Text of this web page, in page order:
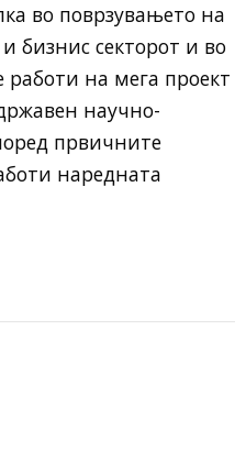
во поврзувањето на
бизнис секторот и во
работи на мега проект
научно-
првичните
наредната